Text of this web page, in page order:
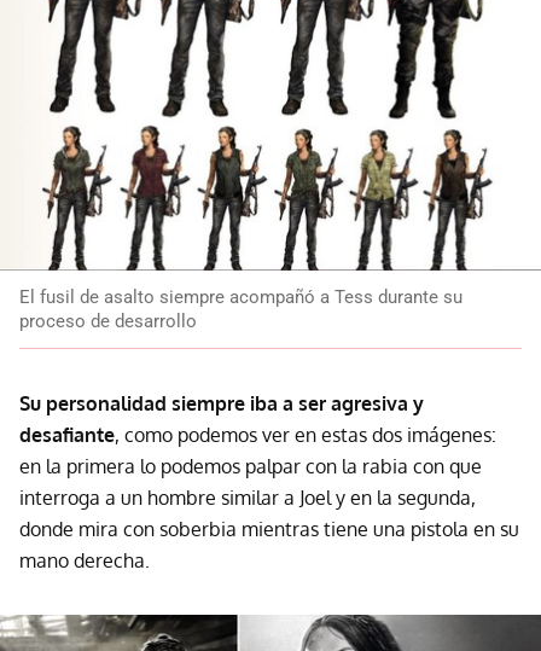
El fusil de asalto siempre acompañó a Tess durante su
proceso de desarrollo
Su personalidad siempre iba a ser agresiva y
desafiante, como podemos ver en estas dos imágenes:
en la primera lo podemos palpar con la rabia con que
interroga a un hombre similar a Joel y en la segunda,
donde mira con soberbia mientras tiene una pistola en su
mano derecha.